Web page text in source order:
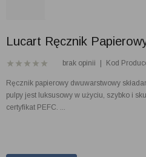
Lucart Ręcznik
brak opinii Kod
Ręcznik papierowy dwuwarstwowy
pulpy jest luksusowy w użyciu, szybko i
certyfikat PEFC. ...